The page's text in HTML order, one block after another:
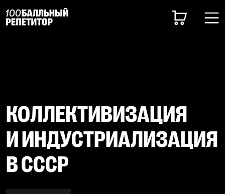
КОЛЛЕКТИВИЗАЦИЯ
И ИНДУСТРИАЛИЗАЦИЯ
В СССР